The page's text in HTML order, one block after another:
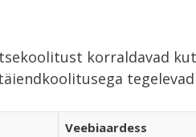
korraldavad
Veebiaardess